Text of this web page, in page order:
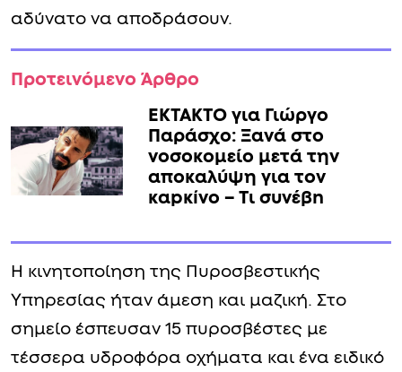
αδύνατο να αποδράσουν.
Προτεινόμενο Άρθρο
ΕΚΤΑΚΤΟ για Γιώργο
Παράσχο: Ξανά στο
νοσοκομείο μετά την
αποκαλύψη για τον
καpκíνο – Τι συνέβn
Η κινητοποίηση της Πυροσβεστικής
Υπηρεσίας ήταν άμεση και μαζική. Στο
σημείο έσπευσαν 15 πυροσβέστες με
τέσσερα υδροφόρα οχήματα και ένα ειδικό